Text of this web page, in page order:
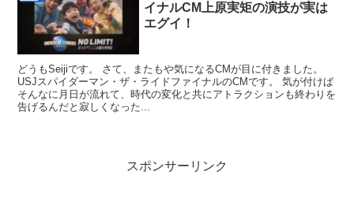
イナルCM上原実矩の演技が実は
エグイ！
どうもSeijiです。 さて、またもや気になるCMが目に付きました。
USJスパイダーマン・ザ・ライドファイナルのCMです。 気が付けば
そんなに月日が流れて、時代の変化と共にアトラクションも終わりを
告げるんだと寂しくなった...
スポンサーリンク